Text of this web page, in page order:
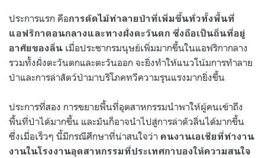
ประการแรก คือการตัดไม้ทำลายป่าที่เพิ่มขึ้นทั่วทั้งพื้นที่
แอฟริกาตอนกลางและทางฝั่งตะวันตก ซึ่งถือเป็นถิ่นที่อยู่
อาศัยของลิ่น เมื่อประชากรมนุษย์เพิ่มมากขึ้นในแอฟริกากลาง
รวมทั้งฝั่งตะวันตกและตะวันออก จะยิ่งทำให้แนวโน้มการทำลาย
ป่าและการล่าสัตว์ป่ามาบริโภคทวีความรุนแรงมากยิ่งขึ้น
ประการที่สอง การขยายพื้นที่อุตสาหกรรมนำพาให้ผู้คนเข้าถึง
พื้นที่ป่าได้มากขึ้น และมันก็อาจนำไปสู่การล่าตัวลิ่นได้มากขึ้น
ซึ่งเมื่อเร็วๆ นี้มีกรณีศึกษาที่น่าสนใจว่า คนงานเอเชียที่ทำงาน
งานในโรงงานอุตสาหกรรมที่ประเทศกาบองให้ความสนใจ